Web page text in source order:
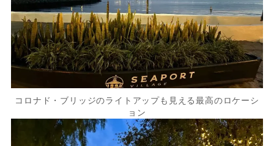
コロナド・ブリッジのライトアップも見える最高のロケーシ
ョン